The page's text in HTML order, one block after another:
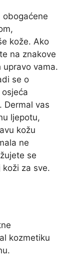
kože. Ako
na znakove
vama.
se o
Dermal vas
ljepotu,
kožu
ne
se
za sve.
kozmetiku